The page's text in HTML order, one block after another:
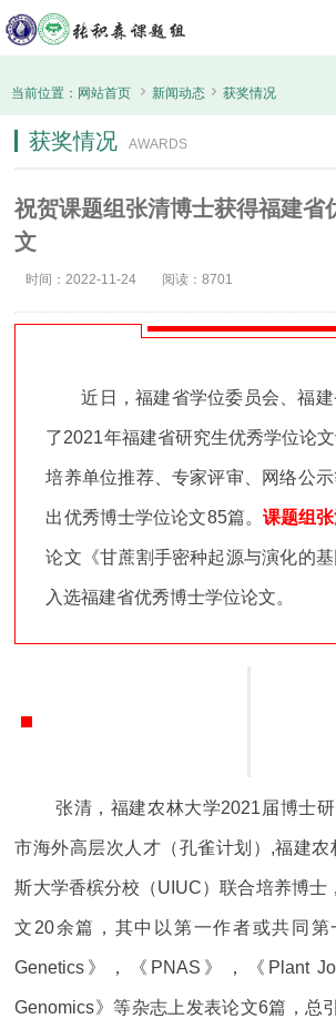
当前位置： 网站首页  新闻动态  获奖情况
获奖情况 AWARDS
祝贺课题组张清博士获得福建省
文
时间：2022-11-24 阅读：8701
近日，福建省学位委员会、福
了2021年福建省研究生优秀学位论
培养单位推荐、专家评审、网络公
出优秀博士学位论文85篇。 课题组
论文《甘蔗割手密种起源与演化的基
入选福建省优秀博士学位论文。
张清，福建农林大学2021届博士
市海外高层次人才（孔雀计划）,福建
斯大学香槟分校（UIUC）联合培养博士，
文20余篇，其中以第一作者或共同第
Genetics》，《PNAS》，《Plant
Genomics》等杂志上发表论文6篇，总